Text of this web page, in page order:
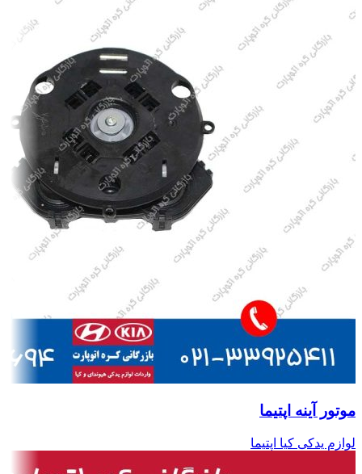
موتور آینه اپتیما
لوازم یدکی کیا اپتیما